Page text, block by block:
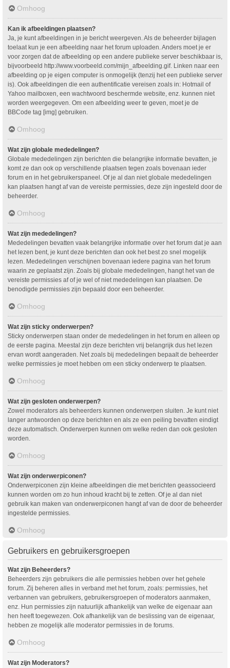
Omhoog
Kan ik afbeeldingen plaatsen?
Ja, je kunt afbeeldingen in je bericht weergeven. Als de beheerder bijlagen
toelaat kun je een afbeelding naar het forum uploaden. Anders moet je er
voor zorgen dat de afbeelding op een andere publieke server beschikbaar is,
bijvoorbeeld http://www.voorbeeld.com/mijn_afbeelding.gif. Linken naar een
afbeelding op je eigen computer is onmogelijk (tenzij het een publieke server
is). Ook afbeeldingen die een authentificatie vereisen zoals in: Hotmail of
Yahoo mailboxen, een wachtwoord beschermde website, enz. kunnen niet
worden weergegeven. Om een afbeelding weer te geven, moet je de
BBCode tag [img] gebruiken.
Omhoog
Wat zijn globale mededelingen?
Globale mededelingen zijn berichten die belangrijke informatie bevatten, je
komt ze dan ook op verschillende plaatsen tegen zoals bovenaan ieder
forum en in het gebruikerspaneel. Of je al dan niet globale mededelingen
kan plaatsen hangt af van de vereiste permissies, deze zijn ingesteld door de
beheerder.
Omhoog
Wat zijn mededelingen?
Mededelingen bevatten vaak belangrijke informatie over het forum dat je aan
het lezen bent, je kunt deze berichten dan ook het best zo snel mogelijk
lezen. Mededelingen verschijnen bovenaan iedere pagina van het forum
waarin ze geplaatst zijn. Zoals bij globale mededelingen, hangt het van de
vereiste permissies af of je wel of niet mededelingen kan plaatsen. De
benodigde permissies zijn bepaald door een beheerder.
Omhoog
Wat zijn sticky onderwerpen?
Sticky onderwerpen staan onder de mededelingen in het forum en alleen op
de eerste pagina. Meestal zijn deze berichten vrij belangrijk dus het lezen
ervan wordt aangeraden. Net zoals bij mededelingen bepaalt de beheerder
welke permissies je moet hebben om een sticky onderwerp te plaatsen.
Omhoog
Wat zijn gesloten onderwerpen?
Zowel moderators als beheerders kunnen onderwerpen sluiten. Je kunt niet
langer antwoorden op deze berichten en als ze een peiling bevatten eindigt
deze automatisch. Onderwerpen kunnen om welke reden dan ook gesloten
worden.
Omhoog
Wat zijn onderwerpiconen?
Onderwerpiconen zijn kleine afbeeldingen die met berichten geassocieerd
kunnen worden om zo hun inhoud kracht bij te zetten. Of je al dan niet
gebruik kan maken van onderwerpiconen hangt af van de door de beheerder
ingestelde permissies.
Omhoog
Gebruikers en gebruikersgroepen
Wat zijn Beheerders?
Beheerders zijn gebruikers die alle permissies hebben over het gehele
forum. Zij beheren alles in verband met het forum, zoals: permissies, het
verbannen van gebruikers, gebruikersgroepen of moderators aanmaken,
enz. Hun permissies zijn natuurlijk afhankelijk van welke de eigenaar aan
hen heeft toegewezen. Ook afhankelijk van de beslissing van de eigenaar,
hebben ze mogelijk alle moderator permissies in de forums.
Omhoog
Wat zijn Moderators?